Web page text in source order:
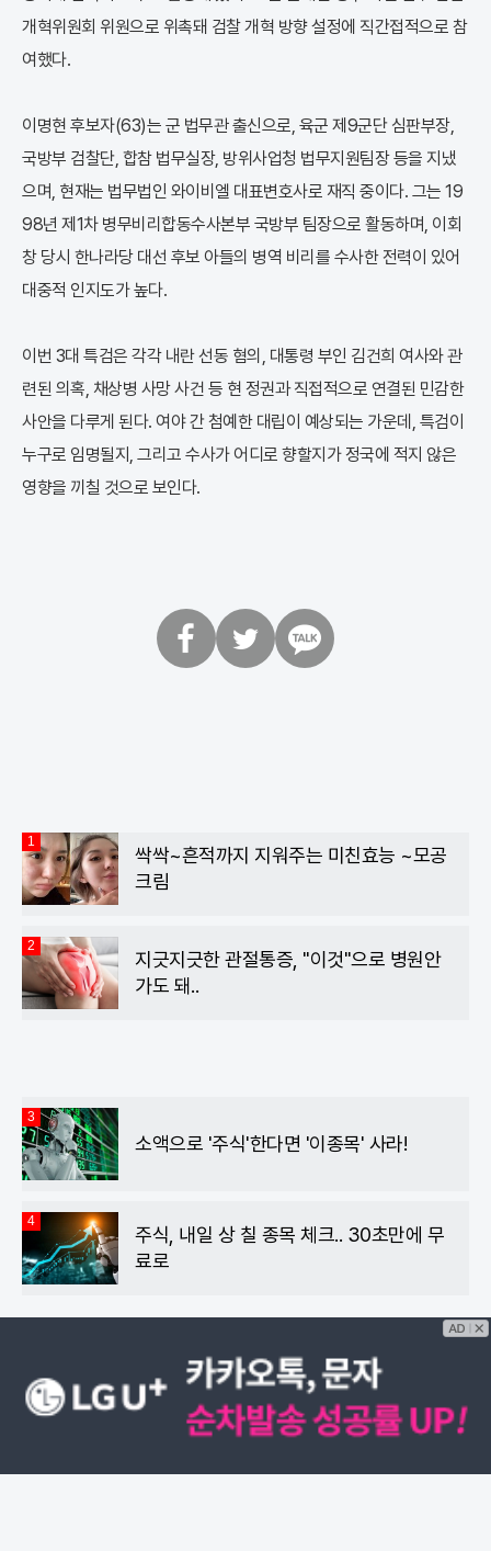
개혁위원회 위원으로 위촉돼 검찰 개혁 방향 설정에 직간접적으로 참
여했다.
이명현 후보자(63)는 군 법무관 출신으로, 육군 제9군단 심판부장,
국방부 검찰단, 합참 법무실장, 방위사업청 법무지원팀장 등을 지냈
으며, 현재는 법무법인 와이비엘 대표변호사로 재직 중이다. 그는 19
98년 제1차 병무비리합동수사본부 국방부 팀장으로 활동하며, 이회
창 당시 한나라당 대선 후보 아들의 병역 비리를 수사한 전력이 있어
대중적 인지도가 높다.
이번 3대 특검은 각각 내란 선동 혐의, 대통령 부인 김건희 여사와 관
련된 의혹, 채상병 사망 사건 등 현 정권과 직접적으로 연결된 민감한
사안을 다루게 된다. 여야 간 첨예한 대립이 예상되는 가운데, 특검이
누구로 임명될지, 그리고 수사가 어디로 향할지가 정국에 적지 않은
영향을 끼칠 것으로 보인다.
1
싹싹~흔적까지 지워주는 미친효능 ~모공
크림
2
지긋지긋한 관절통증, "이것"으로 병원안
가도 돼..
3
소액으로 '주식'한다면 '이종목' 사라!
4
주식, 내일 상 칠 종목 체크.. 30초만에 무
료로